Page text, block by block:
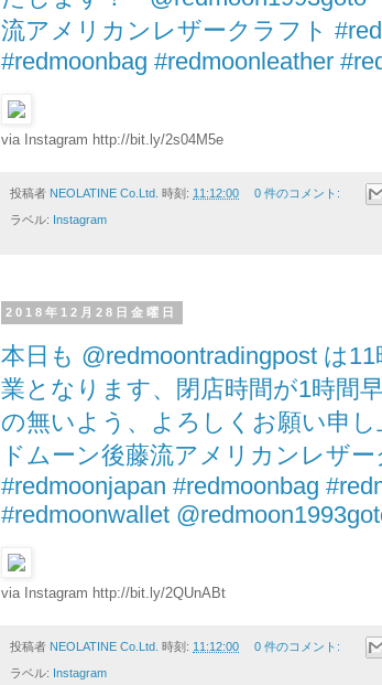
流アメリカンレザークラフト
#redmoonbag #redmoonleather
via Instagram http://bit.ly/2s04M5e
投稿者 NEOLATINE Co.Ltd. 時刻: 11:12:00 0 件のコメント:
ラベル: Instagram
2018年12月28日金曜日
本日も @redmoontradingpost は
業となります、閉店時間が1時間
の無いよう、よろしくお願い申
ドムーン後藤流アメリカンレザー
#redmoonjapan #redmoonbag
#redmoonwallet
via Instagram http://bit.ly/2QUnABt
投稿者 NEOLATINE Co.Ltd. 時刻: 11:12:00 0 件のコメント:
ラベル: Instagram